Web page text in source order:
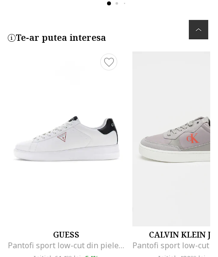
Te-ar putea interesa
GUESS
Pantofi sport low-cut din piele ecologica, Alb optic
CALVIN KLEIN